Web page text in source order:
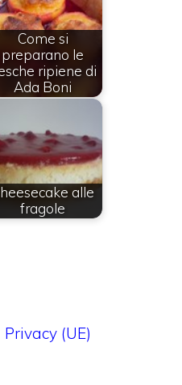
Come si
preparano le
ripiene di
Ada Boni
alle
fragole
(UE)